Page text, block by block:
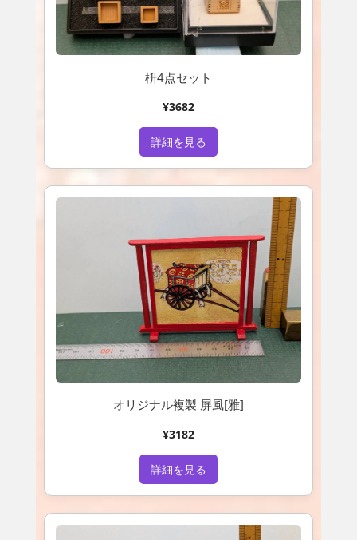
枡4点セット
¥3682
詳細を見る
オリジナル複製 屏風[雅]
¥3182
詳細を見る